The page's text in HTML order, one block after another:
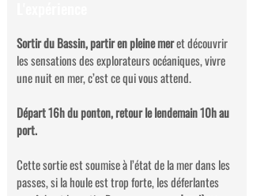
Sortir du Bassin, partir en pleine meret découvrir
les sensations des explorateurs océaniques, vivre
une nuit en mer, c’est ce qui vous attend.
Départ 16h du ponton, retour le lendemain 10h au
port.
Cette sortie est soumise à l’état de la mer dans les
passes, si la houle est trop forte, les déferlantes